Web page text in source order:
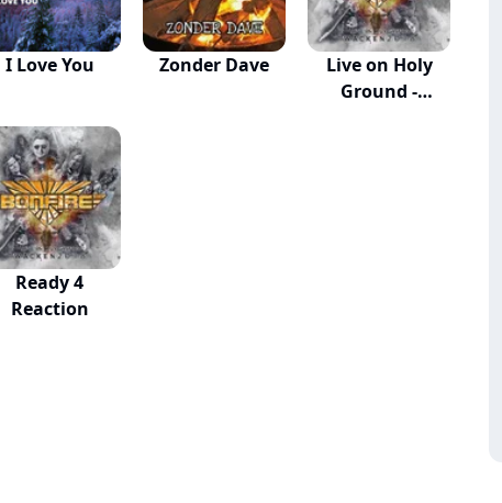
I Love You Zonder Dave
Live on Holy
Ground -
Ready 4
Reaction